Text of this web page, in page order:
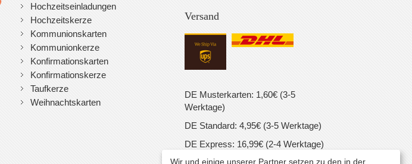
Hochzeitseinladungen
Hochzeitskerze
Kommunionskarten
Kommunionkerze
Konfirmationskarten
Konfirmationskerze
Taufkerze
Weihnachtskarten
Versand
DE Musterkarten: 1,60€ (3-5
Werktage)
DE Standard: 4,95€ (3-5 Werktage)
DE Express: 16,99€ (2-4 Werktage)
Wir und einige unserer Partner setzen zu den in der